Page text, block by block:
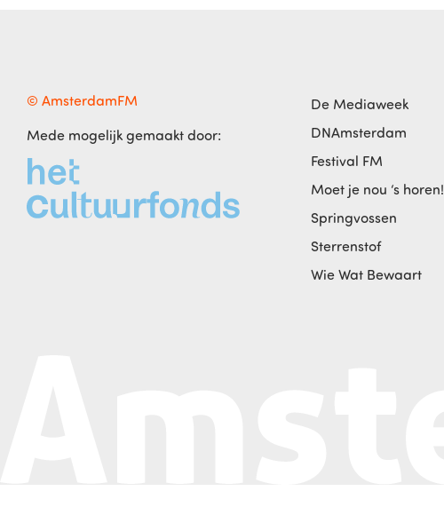
© AmsterdamFM
Mede mogelijk gemaakt door:
De Mediaweek
DNAmsterdam
Festival FM
Moet je nou ‘s horen!
Springvossen
Sterrenstof
Wie Wat Bewaart